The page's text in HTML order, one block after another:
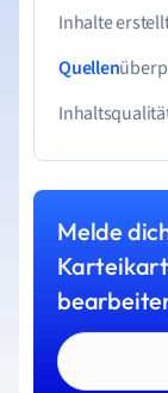
Inhalte
Quellen
Melde